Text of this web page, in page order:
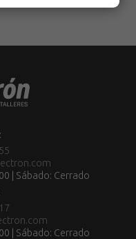
| Sábado: Cerrado
| Sábado: Cerrado